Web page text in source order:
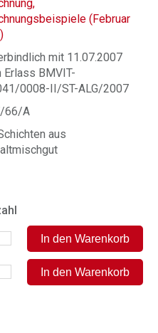
(Februar
mit 11.07.2007
Erlass BMVIT-
0008-II/ST-ALG/2007
66/A
aus